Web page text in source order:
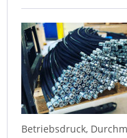
Betriebsdruck,